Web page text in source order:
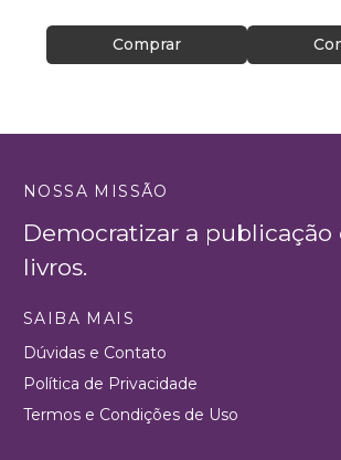
Comprar
NOSSA MISSÃO
Democratizar a publicação
livros.
SAIBA MAIS
Dúvidas e Contato
Política de Privacidade
Termos e Condições de Uso